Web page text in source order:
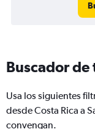
Buscador
Usa los siguientes
desde Costa Rica a
convengan.